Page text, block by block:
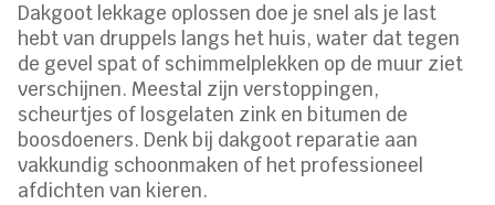
Dakgoot lekkage oplossen doe je snel als je last
hebt van druppels langs het huis, water dat tegen
de gevel spat of schimmelplekken op de muur ziet
verschijnen. Meestal zijn verstoppingen,
scheurtjes of losgelaten zink en bitumen de
boosdoeners. Denk bij dakgoot reparatie aan
vakkundig schoonmaken of het professioneel
afdichten van kieren.